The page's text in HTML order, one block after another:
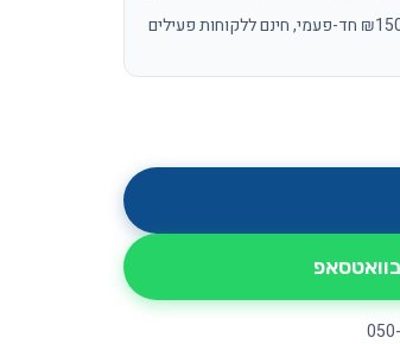
פעמי, חינם ללקוחות פעילים